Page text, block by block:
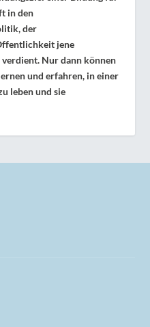
in den
der
jene
Nur dann können
und erfahren, in einer
leben und sie